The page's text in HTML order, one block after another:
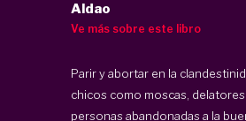
Aldao
Ve más sobre este libro
Parir y abortar en la
chicos como moscas,
personas abandonadas a la